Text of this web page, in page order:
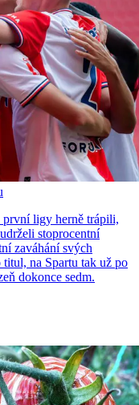
první ligy herně trápili,
stoprocentní
zaváhání svých
na Spartu tak už po
dokonce sedm.